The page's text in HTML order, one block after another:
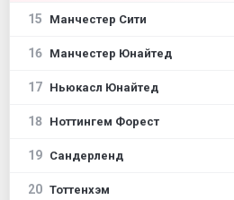
15 Манчестер Сити
16 Манчестер Юнайтед
17 Ньюкасл Юнайтед
18 Ноттингем Форест
19 Сандерленд
20 Тоттенхэм